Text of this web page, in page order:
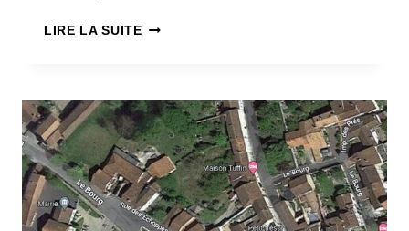
LIRE LA SUITEAMÉNAGEMENT
DIAGNOSTIC